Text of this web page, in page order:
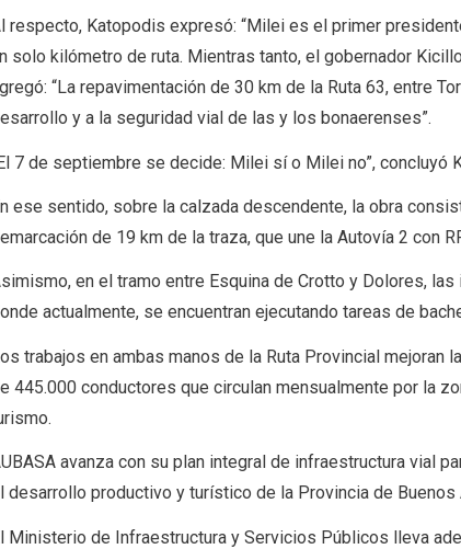
respecto, Katopodis expresó: “Milei es el primer
solo kilómetro de ruta. Mientras tanto, el gobernador
“La repavimentación de 30 km de la Ruta 63, entre
y a la seguridad vial de las y los bonaerenses”.
7 de septiembre se decide: Milei sí o Milei no”, concluyó
ese sentido, sobre la calzada descendente, la obra
de 19 km de la traza, que une la Autovía 2 con
en el tramo entre Esquina de Crotto y Dolores,
actualmente, se encuentran ejecutando tareas de
trabajos en ambas manos de la Ruta Provincial mejoran
445.000 conductores que circulan mensualmente por la
avanza con su plan integral de infraestructura vial
desarrollo productivo y turístico de la Provincia de Buenos
Ministerio de Infraestructura y Servicios Públicos lleva